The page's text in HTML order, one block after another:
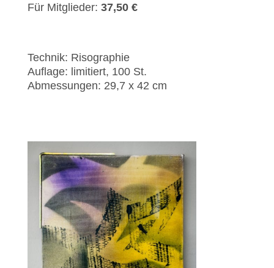
Für Mitglieder: 37,50 €
Technik: Risographie
Auflage: limitiert, 100 St.
Abmessungen: 29,7 x 42 cm